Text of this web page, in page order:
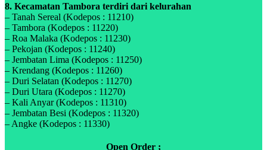
8. Kecamatan Tambora terdiri dari kelurahan
– Tanah Sereal (Kodepos : 11210)
– Tambora (Kodepos : 11220)
– Roa Malaka (Kodepos : 11230)
– Pekojan (Kodepos : 11240)
– Jembatan Lima (Kodepos : 11250)
– Krendang (Kodepos : 11260)
– Duri Selatan (Kodepos : 11270)
– Duri Utara (Kodepos : 11270)
– Kali Anyar (Kodepos : 11310)
– Jembatan Besi (Kodepos : 11320)
– Angke (Kodepos : 11330)
Open Order ;